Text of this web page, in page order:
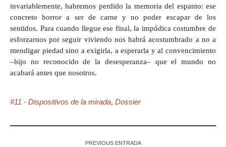
invariablemente, habremos perdido la memoria del espanto: ese
concreto horror a ser de carne y no poder escapar de los
sentidos. Para cuando llegue ese final, la impúdica costumbre de
esforzarnos por seguir viviendo nos habrá acostumbrado a no a
mendigar piedad sino a exigirla, a esperarla y al convencimiento
–hijo no reconocido de la desesperanza– que el mundo no
acabará antes que nosotros.
#11 - Dispositivos de la mirada, Dossier
PREVIOUS ENTRADA